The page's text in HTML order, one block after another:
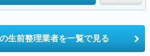
生前整理業者を一覧で見る